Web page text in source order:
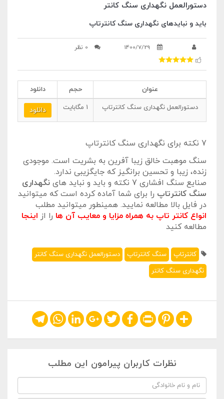
دستورالعمل نگهداری سنگ کانتر
باید و نبایدهای نگهداری سنگ کانترتاپ
1400/7/29 0 نظر
عنوان حجم
دانلود
دستورالعمل نگهداری سنگ کانترتاپ
1 مگابایت دانلود
7 نکته برای نگهداری سنگ کانترتاپ
سنگ موهبت خالق زیبا آفرین به بشریت است. موجودی
زنده، زیبا و تحسین برانگیز که جایگزیبی ندارد.
صنایع سنگ افشاری 7 نکته و باید و نباید های
نگهداری
سنگ کانترتاپ را برای شما آماده کرده است که میتوانید
در فایل بالا مطالعه نمایید. همینطور میتوانید مطلب
انواع کانتر تاپ به همراه مزایا و معایب آن ها را از اینجا
مطالعه کنید
کانترتاپ سنگ کانترتاپ
دستورالعمل نگهداری سنگ کانتر
نگهداری سنگ کانتر
Share
Pinterest
Print
Facebook
Twitter
Google+
LinkedIn
WhatsApp
Telegram
نظرات کاربران پیرامون این مطلب